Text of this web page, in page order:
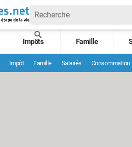
Impôts Famille
Impôt Famille Salariés Consommation